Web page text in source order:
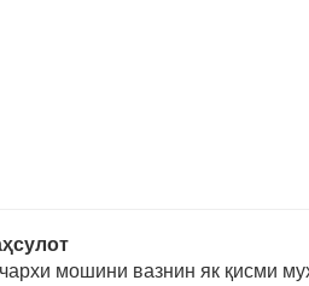
мошини вазнин як қисми